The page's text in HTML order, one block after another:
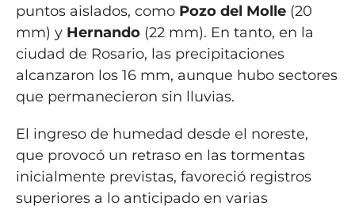
puntos aislados, como Pozo del Molle(20
mm) y Hernando(22 mm). En tanto, en la
ciudad de Rosario, las precipitaciones
alcanzaron los 16 mm, aunque hubo sectores
que permanecieron sin lluvias.
El ingreso de humedad desde el noreste,
que provocó un retraso en las tormentas
inicialmente previstas, favoreció registros
superiores a lo anticipado en varias